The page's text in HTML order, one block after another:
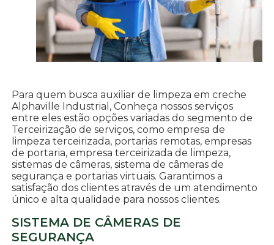
Para quem busca auxiliar de limpeza em creche
Alphaville Industrial, Conheça nossos serviços
entre eles estão opções variadas do segmento de
Terceirização de serviços, como empresa de
limpeza terceirizada, portarias remotas, empresas
de portaria, empresa terceirizada de limpeza,
sistemas de câmeras, sistema de câmeras de
segurança e portarias virtuais. Garantimos a
satisfação dos clientes através de um atendimento
único e alta qualidade para nossos clientes.
SISTEMA DE CÂMERAS DE
SEGURANÇA